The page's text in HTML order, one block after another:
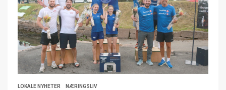
LOKALE NYHETER NÆRINGSLIV